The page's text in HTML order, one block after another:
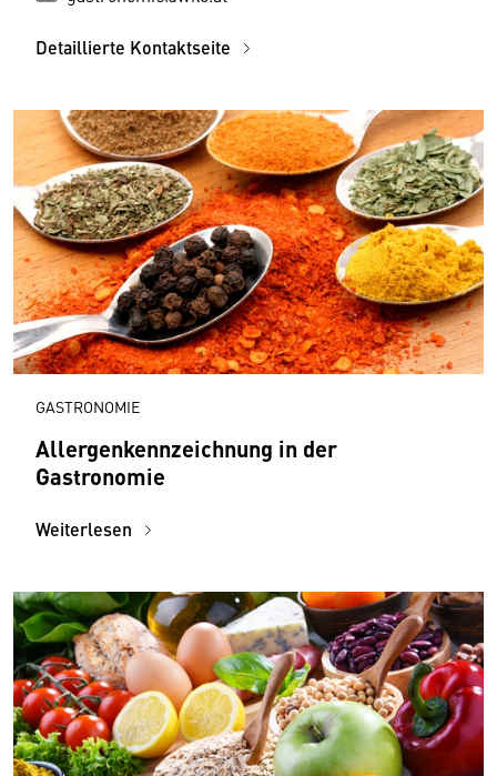
Detaillierte Kontaktseite
GASTRONOMIE
Allergenkennzeichnung in der
Gastronomie
Weiterlesen